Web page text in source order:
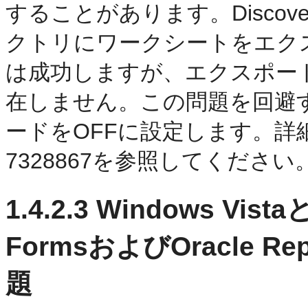
することがあります。
クトリにワークシートをエ
は成功しますが、エクスポ
在しません。この問題を回避
ードをOFFに設定します。
7328867を参照してください
1.4.2.3 Windows Vista
FormsおよびOracle
題